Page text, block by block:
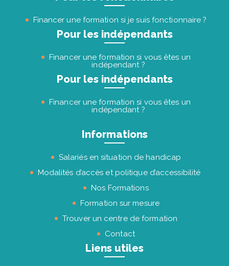
Financer une formation si je suis fonctionnaire ?
Pour les indépendants
Financer une formation si vous êtes un
indépendant ?
Pour les indépendants
Financer une formation si vous êtes un
indépendant ?
Informations
Salariés en situation de handicap
Modalités d’accès et politique d’accessibilité
Nos Formations
Formation sur mesure
Trouver un centre de formation
Contact
Liens utiles